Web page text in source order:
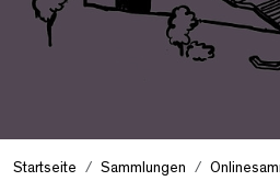
Startseite Sammlungen